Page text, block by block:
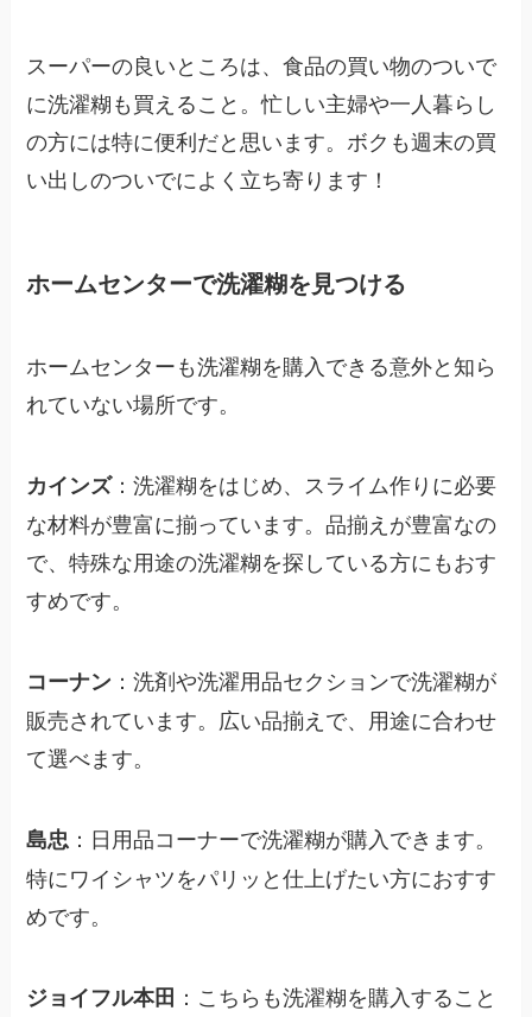
スーパーの良いところは、食品の買い物のついで
に洗濯糊も買えること。忙しい主婦や一人暮らし
の方には特に便利だと思います。ボクも週末の買
い出しのついでによく立ち寄ります！
ホームセンターで洗濯糊を見つける
ホームセンターも洗濯糊を購入できる意外と知ら
れていない場所です。
カインズ：洗濯糊をはじめ、スライム作りに必要
な材料が豊富に揃っています。品揃えが豊富なの
で、特殊な用途の洗濯糊を探している方にもおす
すめです。
コーナン ：洗剤や洗濯用品セクションで洗濯糊が
販売されています。広い品揃えで、用途に合わせ
て選べます。
島忠 ：日用品コーナーで洗濯糊が購入できます。
特にワイシャツをパリッと仕上げたい方におすす
めです。
ジョイフル本田 ：こちらも洗濯糊を購入すること